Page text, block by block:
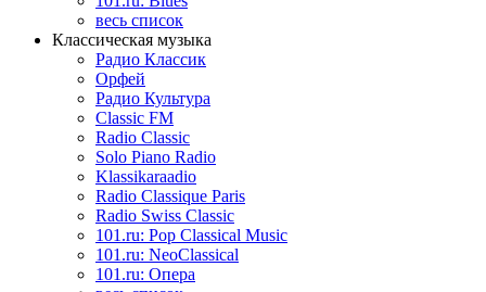
весь список
Классическая музыка
Радио Классик
Орфей
Радио Культура
Classic FM
Radio Classic
Solo Piano Radio
Klassikaraadio
Radio Classique Paris
Radio Swiss Classic
101.ru: Pop Classical Music
101.ru: NeoClassical
101.ru: Опера